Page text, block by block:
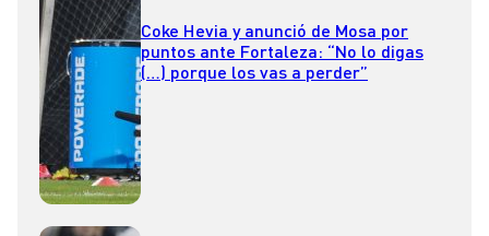
Coke Hevia y anunció de Mosa por
puntos ante Fortaleza: “No lo digas
(…) porque los vas a perder”